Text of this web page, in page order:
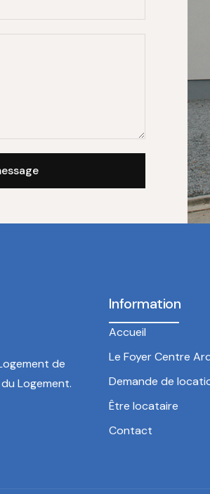
de
Logement.
Information
Accueil
Le Foyer Centre
Demande de
Être locataire
Contact